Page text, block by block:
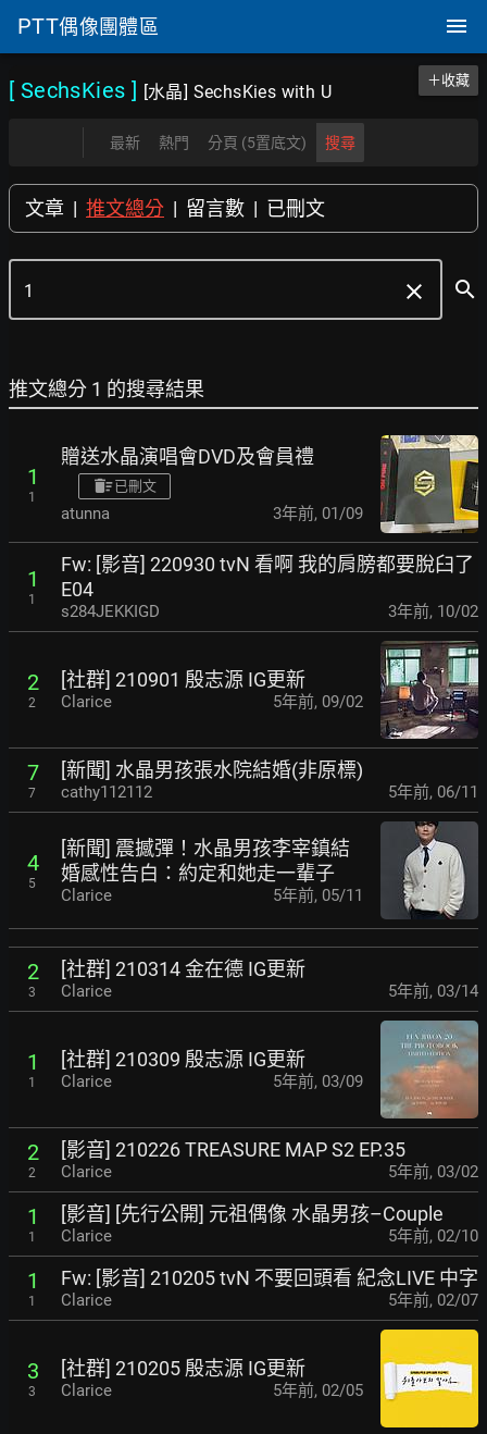
PTT偶像團體區
[ SechsKies ] [水晶] SechsKies with U
＋收藏
最新 熱門 分頁 (5置底文) 搜尋
文章 | 推文總分 | 留言數 | 已刪文
clear search
推文總分 1 的搜尋結果
1
1
贈送水晶演唱會DVD及會員禮
已刪文
atunna 3年前, 01/09
1
1
Fw: [影音] 220930 tvN 看啊 我的肩膀都要脫臼了
E04
s284JEKKIGD 3年前, 10/02
2
2
[社群] 210901 殷志源 IG更新
Clarice 5年前, 09/02
7
7
[新聞] 水晶男孩張水院結婚(非原標)
cathy112112 5年前, 06/11
4
5
[新聞] 震撼彈！水晶男孩李宰鎮結
婚感性告白：約定和她走一輩子
Clarice 5年前, 05/11
2
3
[社群] 210314 金在德 IG更新
Clarice 5年前, 03/14
1
1
[社群] 210309 殷志源 IG更新
Clarice 5年前, 03/09
2
2
[影音] 210226 TREASURE MAP S2 EP.35
Clarice 5年前, 03/02
1
1
[影音] [先行公開] 元祖偶像 水晶男孩–Couple
Clarice 5年前, 02/10
1
1
Fw: [影音] 210205 tvN 不要回頭看 紀念LIVE 中字
Clarice 5年前, 02/07
3
3
[社群] 210205 殷志源 IG更新
Clarice 5年前, 02/05